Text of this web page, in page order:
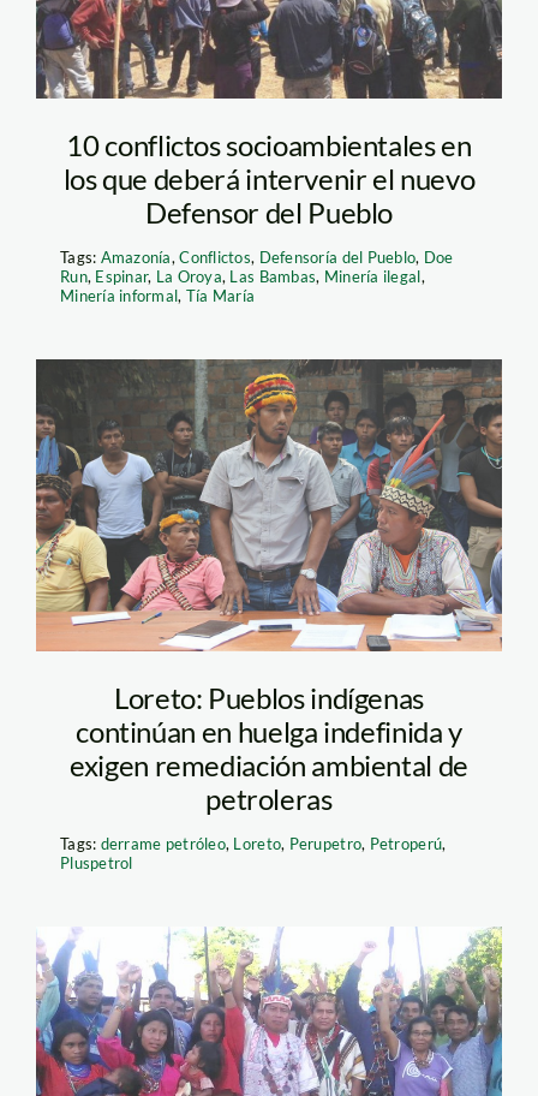
10 conflictos socioambientales en
los que deberá intervenir el nuevo
Defensor del Pueblo
Tags: Amazonía,Conflictos, Defensoría del Pueblo, Doe
Run, Espinar, La Oroya, Las Bambas, Minería ilegal,
Minería informal, Tía María
Loreto: Pueblos indígenas
continúan en huelga indefinida y
exigen remediación ambiental de
petroleras
Tags: derrame petróleo, Loreto, Perupetro, Petroperú,
Pluspetrol
paro loreto – spda